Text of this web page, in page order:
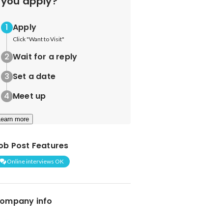
Apply
Click "Want to Visit"
Wait for a reply
Set a date
Meet up
more
Post Features
Online interviews OK
info